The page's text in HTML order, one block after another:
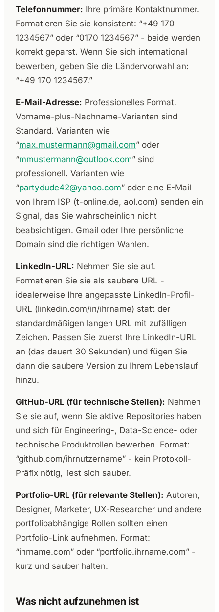
Telefonnummer: Ihre primäre Kontaktnummer.
Formatieren Sie sie konsistent: “+49 170
1234567” oder “0170 1234567” - beide werden
korrekt geparst. Wenn Sie sich international
bewerben, geben Sie die Ländervorwahl an:
“+49 170 1234567.”
E-Mail-Adresse: Professionelles Format.
Vorname-plus-Nachname-Varianten sind
Standard. Varianten wie
“max.mustermann@gmail.com” oder
“mmustermann@outlook.com” sind
professionell. Varianten wie
“partydude42@yahoo.com” oder eine E-Mail
von Ihrem ISP (t-online.de, aol.com) senden ein
Signal, das Sie wahrscheinlich nicht
beabsichtigen. Gmail oder Ihre persönliche
Domain sind die richtigen Wahlen.
LinkedIn-URL: Nehmen Sie sie auf.
Formatieren Sie sie als saubere URL -
idealerweise Ihre angepasste LinkedIn-Profil-
URL (linkedin.com/in/ihrname) statt der
standardmäßigen langen URL mit zufälligen
Zeichen. Passen Sie zuerst Ihre LinkedIn-URL
an (das dauert 30 Sekunden) und fügen Sie
dann die saubere Version zu Ihrem Lebenslauf
hinzu.
GitHub-URL (für technische Stellen): Nehmen
Sie sie auf, wenn Sie aktive Repositories haben
und sich für Engineering-, Data-Science- oder
technische Produktrollen bewerben. Format:
“github.com/ihrnutzername” - kein Protokoll-
Präfix nötig, liest sich sauber.
Portfolio-URL (für relevante Stellen): Autoren,
Designer, Marketer, UX-Researcher und andere
portfolioabhängige Rollen sollten einen
Portfolio-Link aufnehmen. Format:
“ihrname.com” oder “portfolio.ihrname.com” -
kurz und sauber halten.
Was nicht aufzunehmen ist